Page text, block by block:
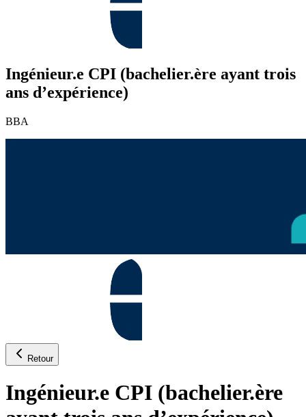
Ingénieur.e CPI (bachelier.ère ayant trois
ans d’expérience)
BBA
Retour
Ingénieur.e CPI (bachelier.ère